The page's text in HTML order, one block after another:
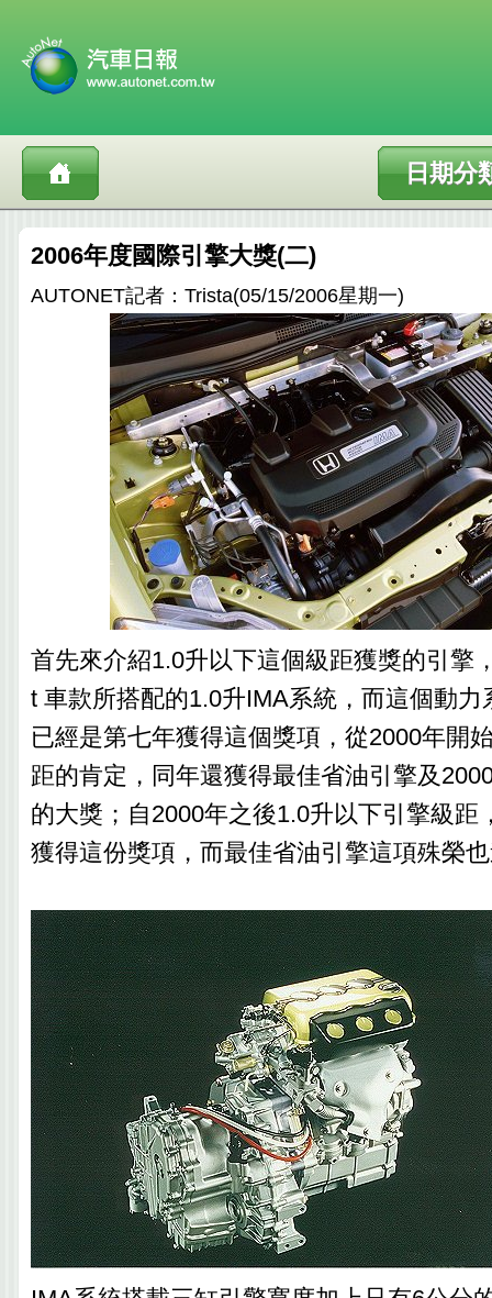
日期分
2006年度國際引擎大獎(二)
AUTONET記者：Trista(05/15/2006星期一)
首先來介紹1.0升以下這個級距獲獎的引擎
t 車款所搭配的1.0升IMA系統，而這個動力
已經是第七年獲得這個獎項，從2000年開
距的肯定，同年還獲得最佳省油引擎及
的大獎；自2000年之後1.0升以下引擎級距
獲得這份獎項，而最佳省油引擎這項殊榮